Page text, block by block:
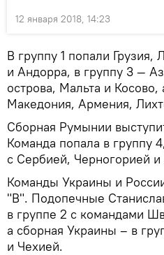
12 января 2018, 14:23
В группу 1 попали Грузия,
и Андорра, в группу 3 —
острова, Мальта и Косово,
Македония, Армения,
Сборная Румынии
Команда попала в группу
с Сербией, Черногорией и
Команды Украины и
"В". Подопечные
в группе 2 с командами
а сборная Украины – в
и Чехией.